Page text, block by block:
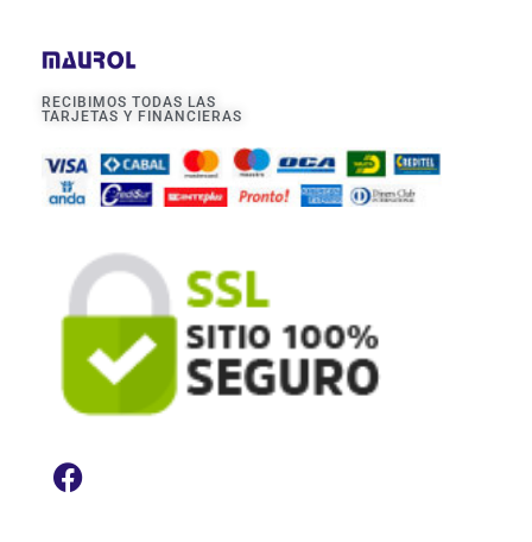
RECIBIMOS TODAS LAS
TARJETAS Y FINANCIERAS